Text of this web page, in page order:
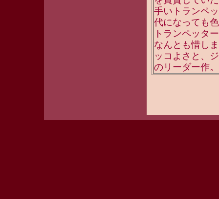
手いトランペ
代になっても
トランペッタ
なんとも惜し
ッコよさと、
のリーダー作